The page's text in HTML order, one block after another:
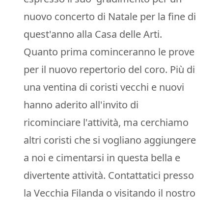
nuovo concerto di Natale per la fine di
quest'anno alla Casa delle Arti.
Quanto prima cominceranno le prove
per il nuovo repertorio del coro. Più di
una ventina di coristi vecchi e nuovi
hanno aderito all'invito di
ricominciare l'attività, ma cerchiamo
altri coristi che si vogliano aggiungere
a noi e cimentarsi in questa bella e
divertente attività. Contattatici presso
la Vecchia Filanda o visitando il nostro